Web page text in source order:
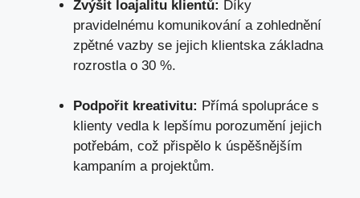
Zvýšit loajalitu klientů: Díky
pravidelnému komunikování a zohlednění
zpětné vazby se jejich klientska základna
rozrostla o 30 %.
Podpořit kreativitu: Přímá spolupráce s
klienty vedla k lepšímu porozumění jejich
potřebám, což přispělo k úspěšnějším
kampaním a projektům.